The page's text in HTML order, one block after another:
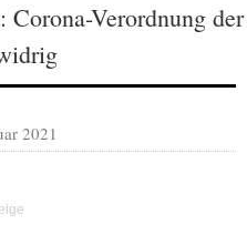
Verordnung der
2021